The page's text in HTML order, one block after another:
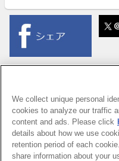
We collect unique personal
cookies to analyze our traffic
content and ads. Please click
details about how we use
retention period of each
share information about your